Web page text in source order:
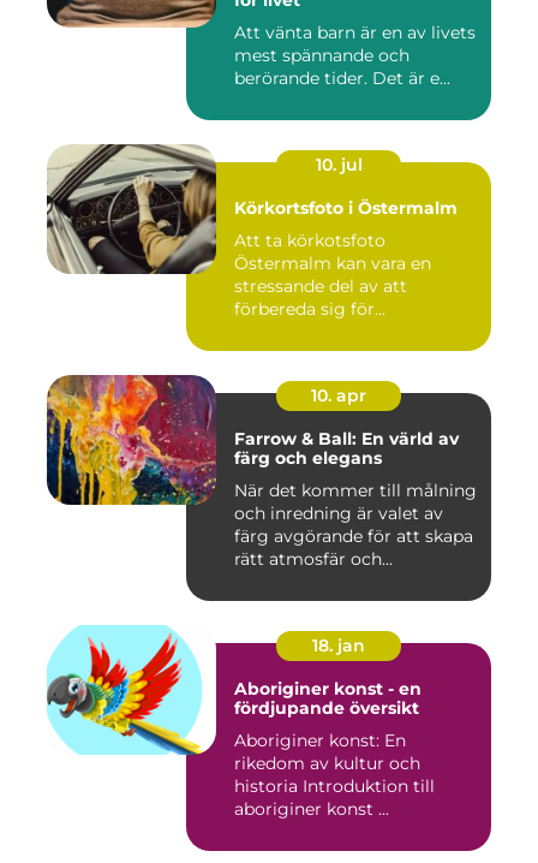
Att vänta barn är en av livets
mest spännande och
berörande tider. Det är e...
10. jul
Körkortsfoto i Östermalm
Att ta körkotsfoto
Östermalm kan vara en
stressande del av att
förbereda sig för...
10. apr
Farrow & Ball: En värld av
färg och elegans
När det kommer till målning
och inredning är valet av
färg avgörande för att skapa
rätt atmosfär och...
18. jan
Aboriginer konst - en
fördjupande översikt
Aboriginer konst: En
rikedom av kultur och
historia Introduktion till
aboriginer konst ...